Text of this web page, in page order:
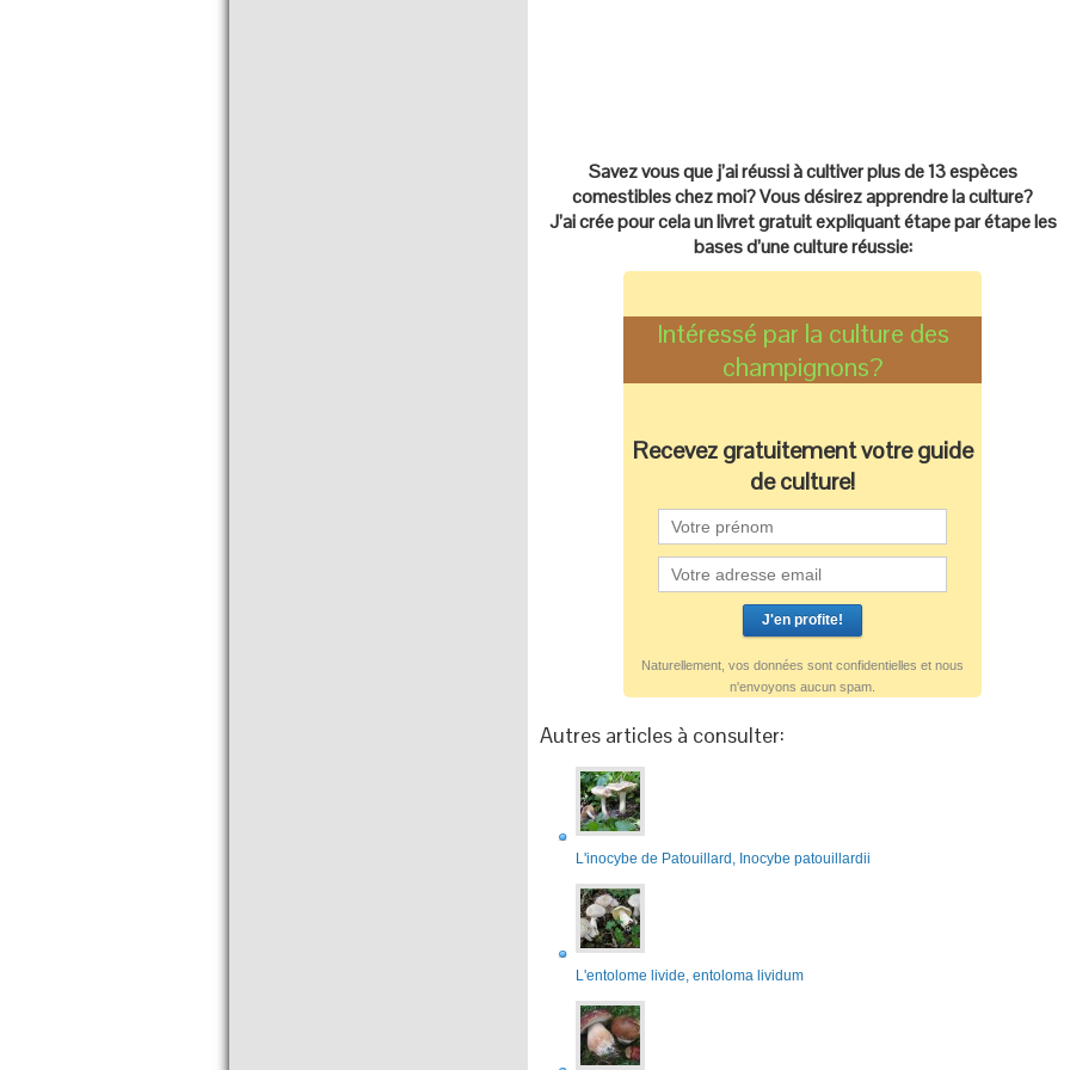
Savez vous que j’ai réussi à cultiver plus de 13 espèces
comestibles chez moi? Vous désirez apprendre la culture?
J’ai crée pour cela un livret gratuit expliquant étape par étape les
bases d’une culture réussie:
Intéressé par la culture des
champignons?
Recevez gratuitement votre guide
de culture!
Naturellement, vos données sont confidentielles et nous
n'envoyons aucun spam.
Autres articles à consulter:
L'inocybe de Patouillard, Inocybe patouillardii
L'entolome livide, entoloma lividum